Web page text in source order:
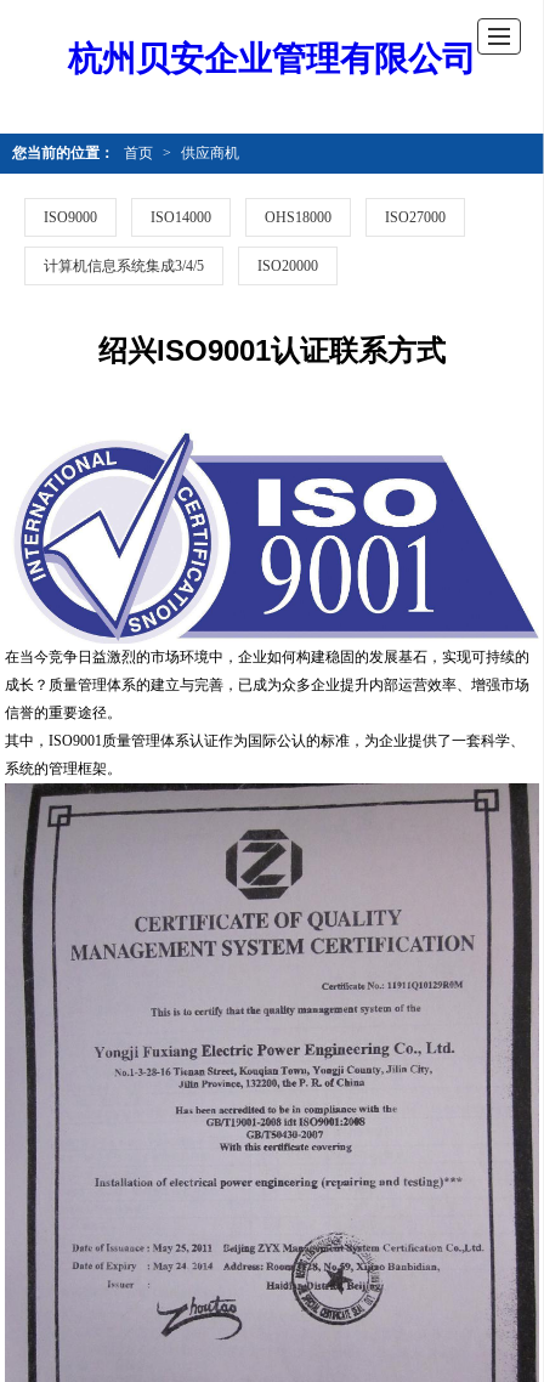
杭州贝安企业管理有限公司
您当前的位置： 首页 > 供应商机
ISO9000 ISO14000 OHS18000 ISO27000
计算机信息系统集成3/4/5 ISO20000
绍兴ISO9001认证联系方式
在当今竞争日益激烈的市场环境中，企业如何构建稳固的发展基石，实现可持续的
成长？质量管理体系的建立与完善，已成为众多企业提升内部运营效率、增强市场
信誉的重要途径。
其中，ISO9001质量管理体系认证作为国际公认的标准，为企业提供了一套科学、
系统的管理框架。